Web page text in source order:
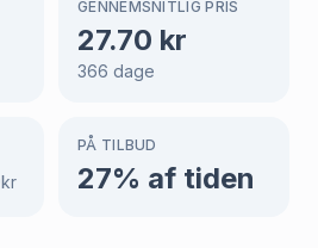
GENNEMSNITLIG PRIS
27.70 kr
366 dage
kr
PÅ TILBUD
27% af tiden